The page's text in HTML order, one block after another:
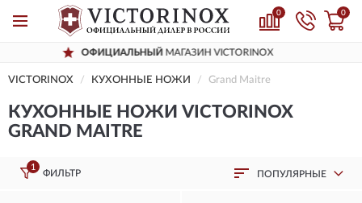
0 0
ОФИЦИАЛЬНЫЙМАГАЗИН VICTORINOX
VICTORINOX КУХОННЫЕ НОЖИ Grand Maitre
КУХОННЫЕ НОЖИ VICTORINOX
GRAND MAITRE
1
ФИЛЬТР ПОПУЛЯРНЫЕ